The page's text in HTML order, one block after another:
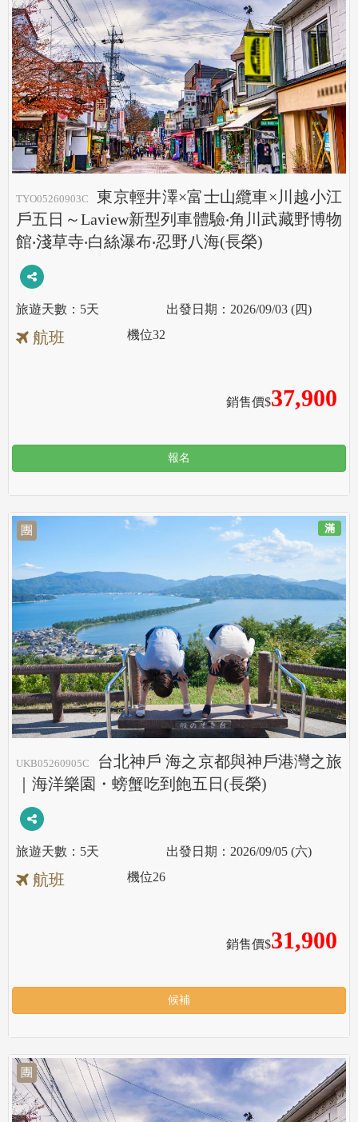
TYO05260903C
東京輕井澤×富士山纜車×川越小江
戶五日～Laview新型列車體驗‧角川武藏野博物
館‧淺草寺‧白絲瀑布‧忍野八海(長榮)
5天 2026/09/03 (四)
航班
銷售價$37,900
機位32
報名
團
UKB05260905C
台北神戶 海之京都與神戶港灣之旅
｜海洋樂園・螃蟹吃到飽五日(長榮)
滿
5天 2026/09/05 (六)
航班
銷售價$31,900
機位26
候補
團